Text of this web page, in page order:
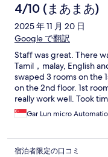
4/10 (まあまあ)
2025 年 11 月 20 日
Google で翻訳
Staff was great. There
Tamil，malay, English
swaped 3 rooms on the
on the 2nd floor. 1st
really work well. Took
spots 2nd room had
smellnkroom
Gar Lun micro
宿泊者限定の口コミ